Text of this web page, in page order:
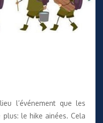
l’événement que les
le hike ainées. Cela